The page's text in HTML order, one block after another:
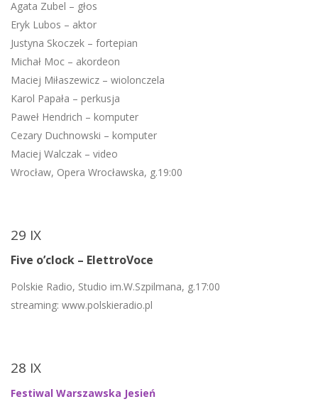
Agata Zubel – głos
Eryk Lubos – aktor
Justyna Skoczek – fortepian
Michał Moc – akordeon
Maciej Miłaszewicz – wiolonczela
Karol Papała – perkusja
Paweł Hendrich – komputer
Cezary Duchnowski – komputer
Maciej Walczak – video
Wrocław, Opera Wrocławska, g.19:00
29 IX
Five o’clock – ElettroVoce
Polskie Radio, Studio im.W.Szpilmana, g.17:00
streaming: www.polskieradio.pl
28 IX
Festiwal Warszawska Jesień